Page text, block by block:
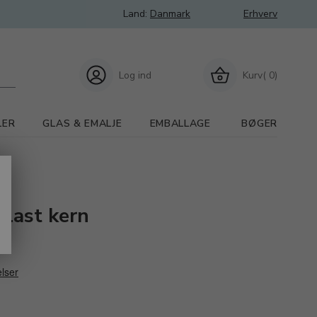
Land: Danmark Erhverv
Kurv( 0)
Log ind
GLAS & EMALJE EMBALLAGE BØGER
kern